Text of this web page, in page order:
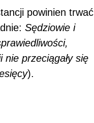
powinien trwać
Sędziowie i
przeciągały się
).